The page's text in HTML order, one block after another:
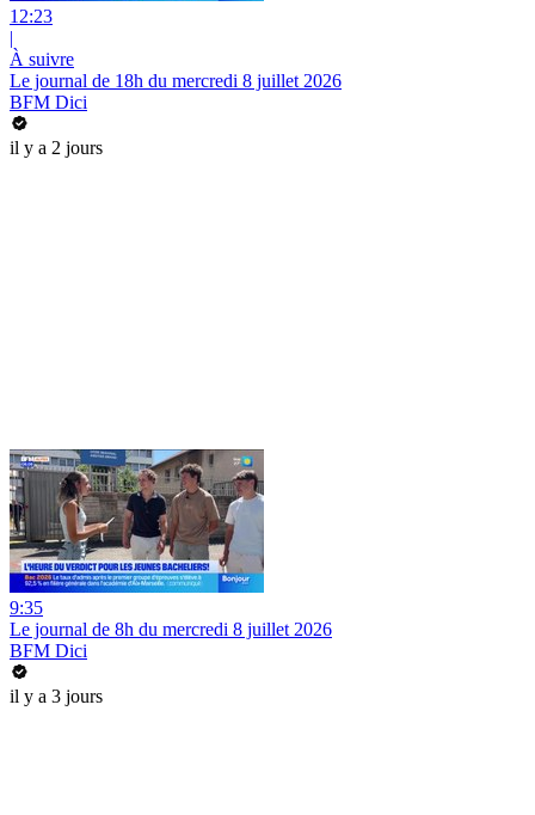
12:23
|
À suivre
Le journal de 18h du mercredi 8 juillet 2026
BFM Dici
il y a 2 jours
9:35
Le journal de 8h du mercredi 8 juillet 2026
BFM Dici
il y a 3 jours